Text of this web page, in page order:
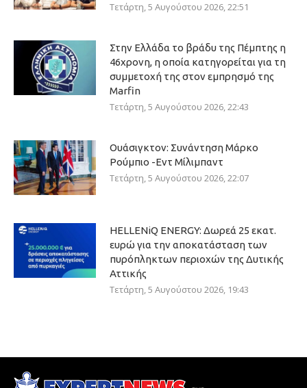
Τετάρτη, 5 Αυγούστου 2026, 22:51
Στην Ελλάδα το βράδυ της Πέμπτης η
46χρονη, η οποία κατηγορείται για τη
συμμετοχή της στον εμπρησμό της
Marfin
Τετάρτη, 5 Αυγούστου 2026, 22:43
Ουάσιγκτον: Συνάντηση Μάρκο
Ρούμπιο -Εντ Μίλιμπαντ
Τετάρτη, 5 Αυγούστου 2026, 22:07
HELLENiQ ENERGY: Δωρεά 25 εκατ.
ευρώ για την αποκατάσταση των
πυρόπληκτων περιοχών της Δυτικής
Αττικής
Τετάρτη, 5 Αυγούστου 2026, 19:43